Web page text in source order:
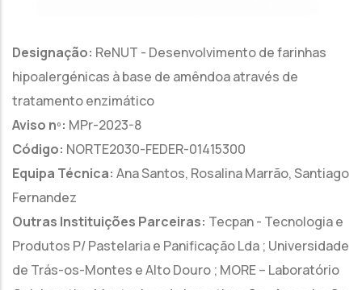
Designação: ReNUT - Desenvolvimento de farinhas
hipoalergénicas à base de amêndoa através de
tratamento enzimático
Aviso nº: MPr-2023-8
Código: NORTE2030-FEDER-01415300
Equipa Técnica: Ana Santos, Rosalina Marrão, Santiago
Fernandez
Outras Instituições Parceiras: Tecpan - Tecnologia e
Produtos P/ Pastelaria e Panificação Lda ; Universidade
de Trás-os-Montes e Alto Douro ; MORE – Laboratório